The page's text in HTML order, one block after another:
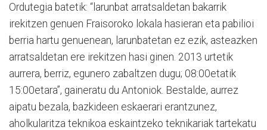
Ordutegia batetik: “larunbat arratsaldetan bakarrik
irekitzen genuen Fraisoroko lokala hasieran eta pabilioi
berria hartu genuenean, larunbatetan ez ezik, asteazken
arratsaldetan ere irekitzen hasi ginen. 2013 urtetik
aurrera, berriz, egunero zabaltzen dugu; 08:00etatik
15:00etara”, gaineratu du Antoniok. Bestalde, aurrez
aipatu bezala, bazkideen eskaerari erantzunez,
aholkularitza teknikoa eskaintzeko teknikariak tartekatu